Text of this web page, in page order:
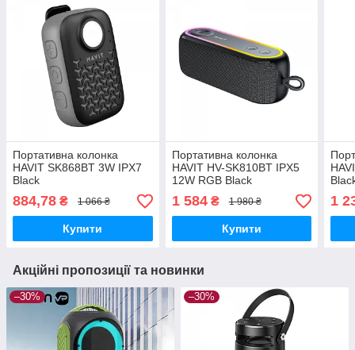
Портативна колонка
HAVIT SK868BT 3W IPX7
Black
884,78 ₴ 1 066 ₴
Купити
Портативна колонка
HAVIT HV-SK810BT IPX5
12W RGB Black
1 584₴ 1 980 ₴
Купити
1
Акційні пропозиції та новинки
–30% –30%